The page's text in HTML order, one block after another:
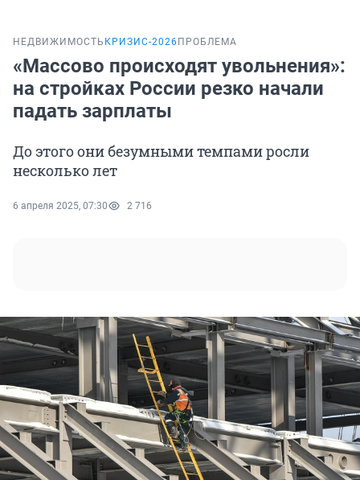
НЕДВИЖИМОСТЬ КРИЗИС-2026 ПРОБЛЕМА
«Массово происходят увольнения»:
на стройках России резко начали
падать зарплаты
До этого они безумными темпами росли
несколько лет
6 апреля 2025, 07:30 2 716